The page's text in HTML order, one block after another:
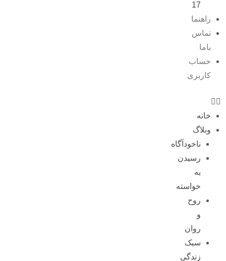
17
راهنما
تماس
باما
حساب
کاربری
خانه
وبلاگ
ناخودآگاه
رسیدن
به
خواسته
روح
و
روان
سبک
زندگی